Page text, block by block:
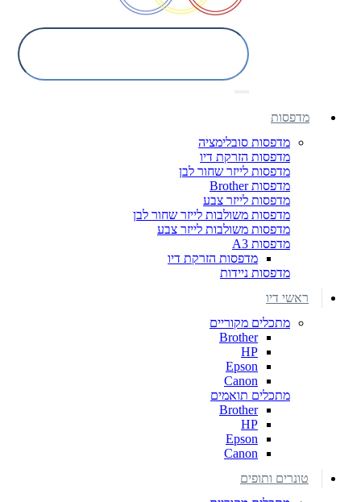
מדפסות
מדפסות סובלימציה
מדפסות הזרקת דיו
מדפסות לייזר שחור לבן
מדפסות Brother
מדפסות לייזר צבע
מדפסות משולבות לייזר שחור לבן
מדפסות משולבות לייזר צבע
מדפסות A3
מדפסות הזרקת דיו
מדפסות ניידות
ראשי דיו
מתכלים מקוריים
Brother
HP
Epson
Canon
מתכלים תואמים
Brother
HP
Epson
Canon
טונרים ותופים